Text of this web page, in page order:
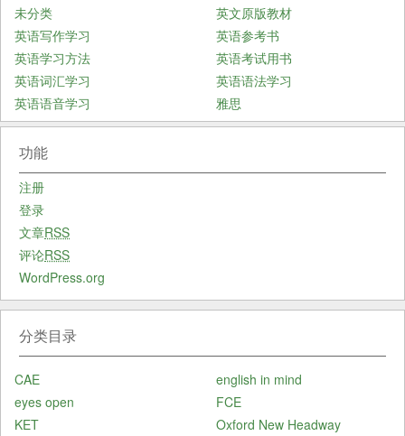
未分类
英文原版教材
英语写作学习
英语参考书
英语学习方法
英语考试用书
英语词汇学习
英语语法学习
英语语音学习
雅思
功能
注册
登录
文章RSS
评论RSS
WordPress.org
分类目录
CAE
english in mind
eyes open
FCE
KET
Oxford New Headway